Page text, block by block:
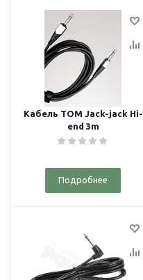
Кабель TOM Jack-jack Hi-
end 3m
Подробнее